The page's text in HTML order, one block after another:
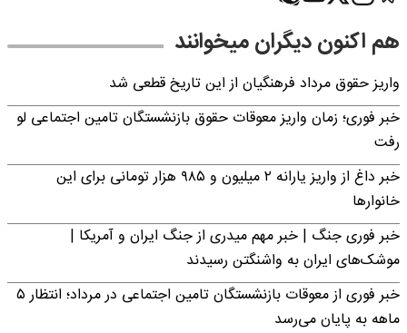
هم اکنون دیگران میخوانند
واریز حقوق مرداد فرهنگیان از این تاریخ قطعی شد
خبر فوری؛ زمان واریز معوقات حقوق بازنشستگان تامین اجتماعی لو
رفت
خبر داغ از واریز یارانه ۲ میلیون و ۹۸۵ هزار تومانی برای این
خانوارها
خبر فوری جنگ | خبر مهم میدری از جنگ ایران و آمریکا |
موشک‌های ایران به واشنگتن رسیدند
خبر فوری از معوقات بازنشستگان تامین اجتماعی در مرداد؛ انتظار ۵
ماهه به پایان می‌رسد